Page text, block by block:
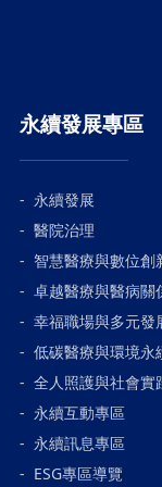
永續發展專區
永續發展
醫院治理
智慧醫療與數位創
卓越醫療與醫病關
幸福職場與多元發
低碳醫療與環境永
全人照護與社會實
永續互動專區
永續訊息專區
ESG專區導覽